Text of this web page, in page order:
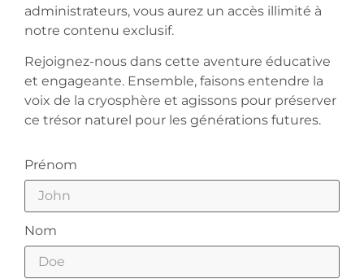
administrateurs, vous aurez un accès illimité à
notre contenu exclusif.
Rejoignez-nous dans cette aventure éducative
et engageante. Ensemble, faisons entendre la
voix de la cryosphère et agissons pour préserver
ce trésor naturel pour les générations futures.
Prénom
Nom